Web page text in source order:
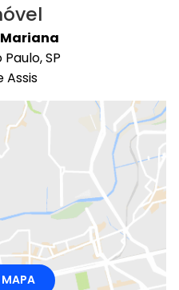
Mariana
SP
Assis
MAPA